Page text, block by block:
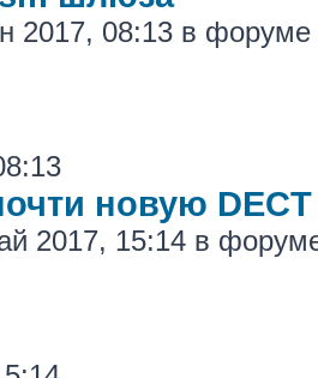
2017, 08:13 в форуме
новую DECT
2017, 15:14 в